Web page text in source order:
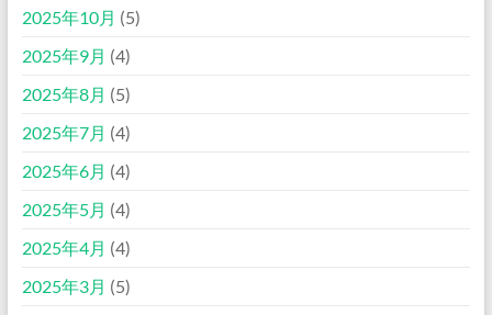
2025年10月 (5)
2025年9月 (4)
2025年8月 (5)
2025年7月 (4)
2025年6月 (4)
2025年5月 (4)
2025年4月 (4)
2025年3月 (5)